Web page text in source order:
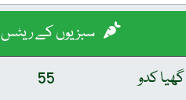
سبزیوں کے ریٹس
گھیا کدو
55